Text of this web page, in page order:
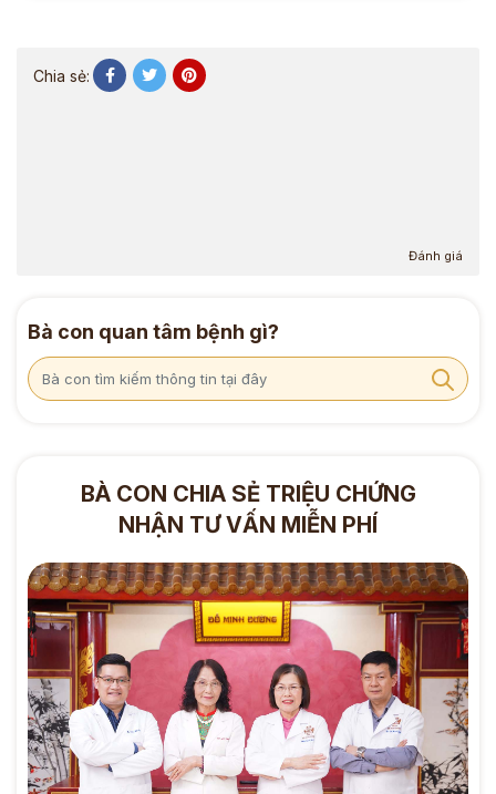
Chia sẻ:
Đánh giá
Bà con quan tâm bệnh gì?
BÀ CON CHIA SẺ TRIỆU CHỨNG
NHẬN TƯ VẤN MIỄN PHÍ